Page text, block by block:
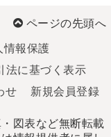
ページの先頭へ
情報保護
法に基づく表示
せ 新規会員登録
図表など無断転載